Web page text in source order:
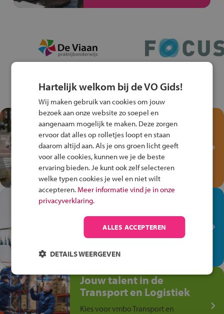
Test je kennis met het
Fiets Veilig
Verkeersspel!
Speel het Fiets Veilig Verkeersspel
en win een Cortina-fiets!
In de winkel ben je op je
plek!
Ontdek via het vmbo jouw talent
op de winkelvloer, waar elke dag
anders is!
Jouw talent in de
Transport en Logistiek
Kies voor vmbo Transport en
Hartelijk welkom bij de VO Gids!
Wij maken gebruik van cookies om jouw
bezoek aan onze website zo soepel en
aangenaam mogelijk te maken. Deze zorgen
ervoor dat alles op rolletjes loopt en staan
daarom altijd aan. Als je ons groen licht geeft
voor alle cookies, kunnen we je de beste
ervaring bieden. Je kunt ook zelf selecteren
welke typen cookies je wel en niet wilt
accepteren. Meer informatie vind je in onze
privacyverklaring.
ALLES ACCEPTEREN
DETAILS WEERGEVEN